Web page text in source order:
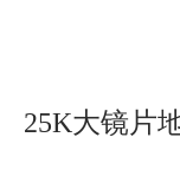
25K大镜片